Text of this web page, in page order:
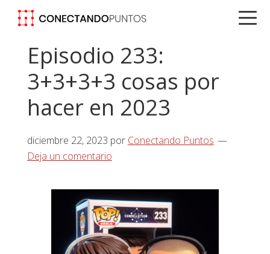
Saltar
navegación
principal
Saltar
principal
Saltar
lateral
principal
Episodio 233:
3+3+3+3 cosas por
hacer en 2023
diciembre 22, 2023 por Conectando Puntos
Deja un comentario